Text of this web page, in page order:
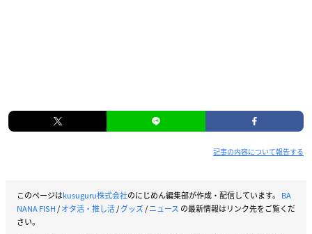
記事の内容について報告する
このページはkusuguru株式会社のにじめん編集部が作成・配信しています。 BA
NANA FISH/オタ活・推し活/グッズ/ニュース の最新情報はリンク先をご覧くだ
さい。